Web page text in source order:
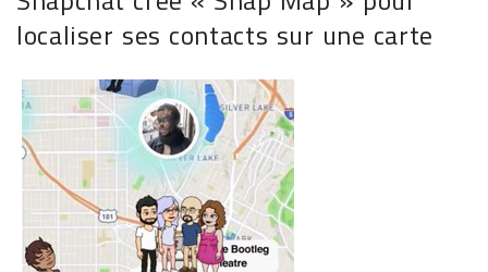
localiser ses contacts sur une carte